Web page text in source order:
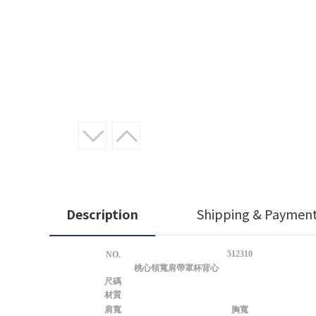
Description Shipping &
NO.
512310
桃心領寬肩帶罩杯背心
尺碼
材質
肩寬
胸寬